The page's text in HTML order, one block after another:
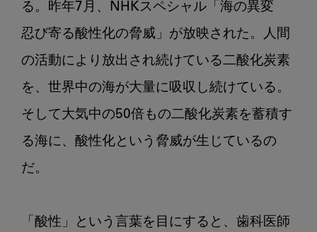
る。昨年7月、NHKスペシャル「海の異変
忍び寄る酸性化の脅威」が放映された。人間
の活動により放出され続けている二酸化炭素
を、世界中の海が大量に吸収し続けている。
そして大気中の50倍もの二酸化炭素を蓄積す
る海に、酸性化という脅威が生じているの
だ。
「酸性」という言葉を目にすると、歯科医師